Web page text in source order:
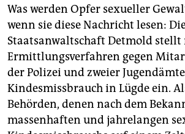
unterstützen
abo
genossenschaft
epaper login
Was werden Opfer sexueller
wenn sie diese Nachricht lesen:
Staatsanwaltschaft Detmold stellt
Ermittlungsverfahren gegen
der Polizei und zweier
Kindesmissbrauch in Lügde ein.
Behörden, denen nach dem
massenhaften und jahrelangen